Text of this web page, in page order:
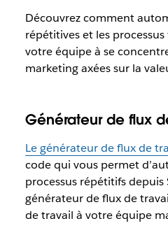
Découvrez comment
répétitives et les
votre équipe à se
marketing axées sur la
Générateur de flux
Le générateur de flux de
code qui vous permet
processus répétitifs depuis
générateur de flux de
de travail à votre équipe